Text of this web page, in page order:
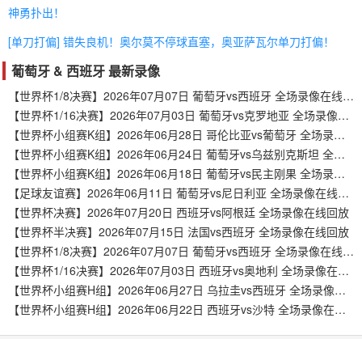
神勇扑出！
[单刀打偏] 错失良机！奥尔莫不停球直塞，奥亚萨瓦尔单刀打偏！
葡萄牙 & 西班牙 最新录像
【世界杯1/8决赛】2026年07月07日 葡萄牙vs西班牙 全场录像在线回放
【世界杯1/16决赛】2026年07月03日 葡萄牙vs克罗地亚 全场录像在线回放
【世界杯小组赛K组】2026年06月28日 哥伦比亚vs葡萄牙 全场录像在线回放
【世界杯小组赛K组】2026年06月24日 葡萄牙vs乌兹别克斯坦 全场录像在线回放
【世界杯小组赛K组】2026年06月18日 葡萄牙vs民主刚果 全场录像在线回放
【足球友谊赛】2026年06月11日 葡萄牙vs尼日利亚 全场录像在线回放
【世界杯决赛】2026年07月20日 西班牙vs阿根廷 全场录像在线回放
【世界杯半决赛】2026年07月15日 法国vs西班牙 全场录像在线回放
【世界杯1/8决赛】2026年07月07日 葡萄牙vs西班牙 全场录像在线回放
【世界杯1/16决赛】2026年07月03日 西班牙vs奥地利 全场录像在线回放
【世界杯小组赛H组】2026年06月27日 乌拉圭vs西班牙 全场录像在线回放
【世界杯小组赛H组】2026年06月22日 西班牙vs沙特 全场录像在线回放